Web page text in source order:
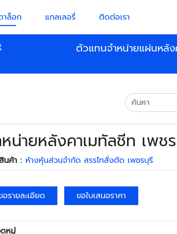
าล็อก แกลเลอรี่ ติดต่อเรา
ตัวแทนจำหน่ายแผ่นหลั
น่ายหลังคาเมทัลชีท เพช
นค้า : ห้างหุ้นส่วนจำกัด สรรไทสั่งตัด เพชรบุรี
อรายละเอียด ขอใบเสนอราคา
หมู่